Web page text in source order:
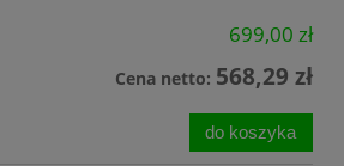
699,00 zł
Cena netto: 568,29 zł
do koszyka